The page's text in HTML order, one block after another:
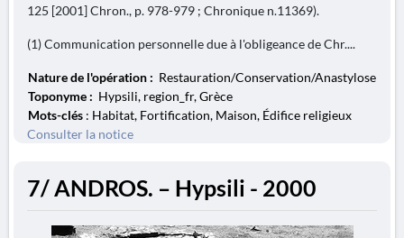
125 [2001] Chron., p. 978-979 ; Chronique n.11369).
(1) Communication personnelle due à l'obligeance de Chr....
Nature de l'opération : Restauration/Conservation/Anastylose
Toponyme : Hypsili, region_fr, Grèce
Mots-clés : Habitat, Fortification, Maison, Édifice religieux
Consulter la notice
7/ ANDROS. – Hypsili - 2000